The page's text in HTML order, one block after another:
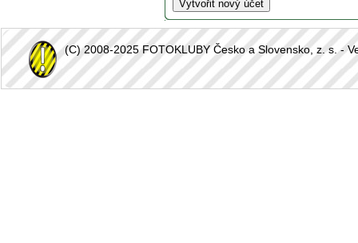
(C) 2008-2025 FOTOKLUBY Česko a Slovensko, z. s. -